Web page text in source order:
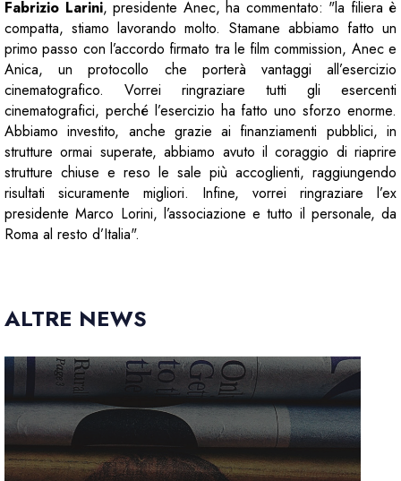
Fabrizio Larini, presidente Anec, ha commentato: "la filiera è
compatta, stiamo lavorando molto. Stamane abbiamo fatto un
primo passo con l’accordo firmato tra le film commission, Anec e
Anica, un protocollo che porterà vantaggi all’esercizio
cinematografico. Vorrei ringraziare tutti gli esercenti
cinematografici, perché l’esercizio ha fatto uno sforzo enorme.
Abbiamo investito, anche grazie ai finanziamenti pubblici, in
strutture ormai superate, abbiamo avuto il coraggio di riaprire
strutture chiuse e reso le sale più accoglienti, raggiungendo
risultati sicuramente migliori. Infine, vorrei ringraziare l’ex
presidente Marco Lorini, l’associazione e tutto il personale, da
Roma al resto d’Italia".
ALTRE NEWS